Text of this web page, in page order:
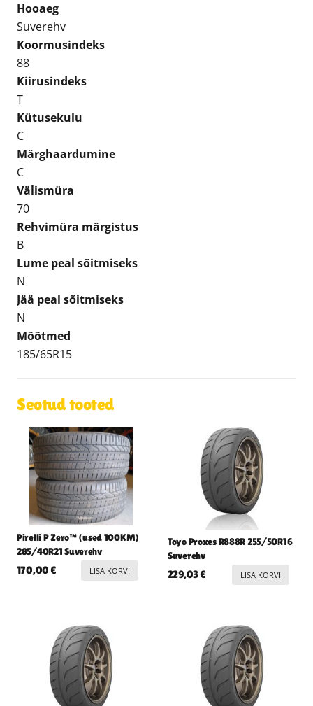
Hooaeg
Suverehv
Koormusindeks
88
Kiirusindeks
T
Kütusekulu
C
Märghaardumine
C
Välismüra
70
Rehvimüra märgistus
B
Lume peal sõitmiseks
N
Jää peal sõitmiseks
N
Mõõtmed
185/65R15
Seotud tooted
Pirelli P Zero™ (used 100KM)
285/40R21 Suverehv
170,00€ LISA KORVI
Toyo Proxes R888R 255/50R16
Suverehv
229,03€ LISA KORVI